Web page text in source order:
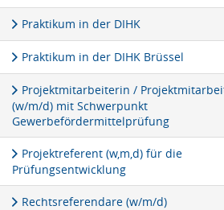
Praktikum in der DIHK
Praktikum in der DIHK Brüssel
Projektmitarbeiterin /
(w/m/d) mit Schwerpunkt
Gewerbefördermittelprüfung
Projektreferent (w,m,d) für die
Prüfungsentwicklung
Rechtsreferendare (w/m/d)